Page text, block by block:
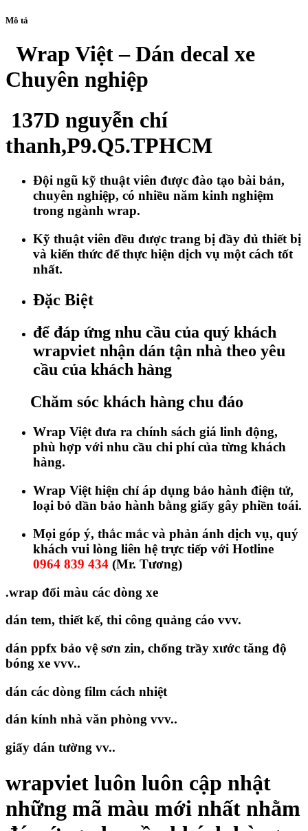
Mô tả
Wrap Việt – Dán decal xe
Chuyên nghiệp
137D nguyễn chí
thanh,P9.Q5.TPHCM
Đội ngũ kỹ thuật viên được đào tạo bài bản,
chuyên nghiệp, có nhiều năm kinh nghiệm
trong ngành wrap.
Kỹ thuật viên đều được trang bị đầy đủ thiết bị
và kiến thức để thực hiện dịch vụ một cách tốt
nhất.
Đặc Biệt
để đáp ứng nhu cầu của quý khách
wrapviet nhận dán tận nhà theo yêu
cầu của khách hàng
Chăm sóc khách hàng chu đáo
Wrap Việt đưa ra chính sách giá linh động,
phù hợp với nhu cầu chi phí của từng khách
hàng.
Wrap Việt hiện chỉ áp dụng bảo hành điện tử,
loại bỏ dần bảo hành bằng giấy gây phiền toái.
Mọi góp ý, thắc mắc và phản ánh dịch vụ, quý
khách vui lòng liên hệ trực tiếp với Hotline
0964 839 434 (Mr. Tương)
.wrap đổi màu các dòng xe
dán tem, thiết kế, thi công quảng cáo vvv.
dán ppfx bảo vệ sơn zin, chống trầy xước tăng độ
bóng xe vvv..
dán các dòng film cách nhiệt
dán kính nhà văn phòng vvv..
giấy dán tường vv..
wrapviet luôn luôn cập nhật
những mã màu mới nhất nhằm